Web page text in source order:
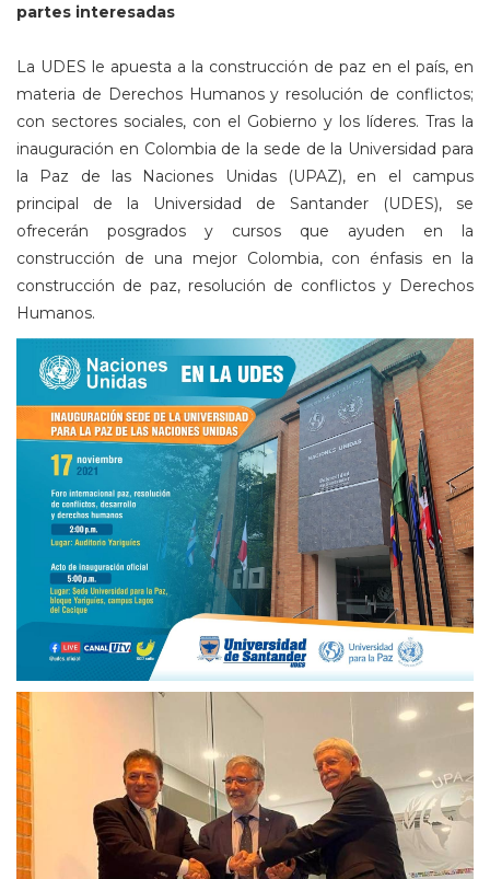
partes interesadas
La UDES le apuesta a la construcción de paz en el país, en
materia de Derechos Humanos y resolución de conflictos;
con sectores sociales, con el Gobierno y los líderes. Tras la
inauguración en Colombia de la sede de la Universidad para
la Paz de las Naciones Unidas (UPAZ), en el campus
principal de la Universidad de Santander (UDES), se
ofrecerán posgrados y cursos que ayuden en la
construcción de una mejor Colombia, con énfasis en la
construcción de paz, resolución de conflictos y Derechos
Humanos.